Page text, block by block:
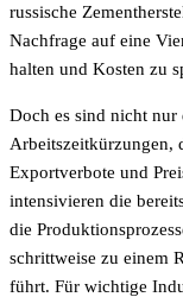
russische
Nachfrage auf eine
halten und Kosten zu
Doch es sind nicht
Arbeitszeitkürzungen,
Exportverbote und
intensivieren die
die
schrittweise zu einem
führt. Für wichtige